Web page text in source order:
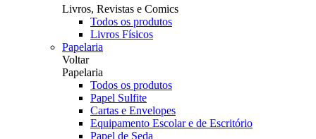
Livros, Revistas e Comics
Todos os produtos
Livros Físicos
Papelaria
Voltar
Papelaria
Todos os produtos
Papel Sulfite
Cartas e Envelopes
Equipamento Escolar e de Escritório
Papel de Seda